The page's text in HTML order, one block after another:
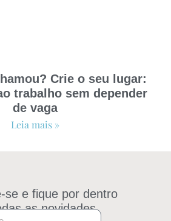
Crie o seu lugar:
trabalho sem depender
de vaga
Leia mais »
se e fique por dentro
as novidades